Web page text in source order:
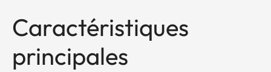
Caractéristiques
principales